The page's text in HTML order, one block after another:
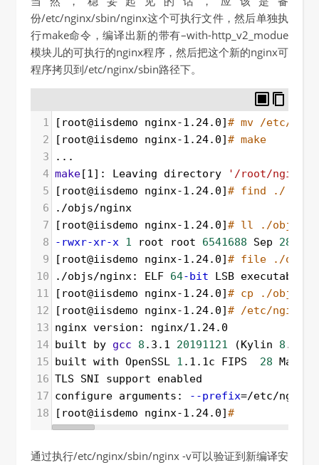
份/etc/nginx/sbin/nginx这个可执行文件，然后单独执
行make命令，编译出新的带有–with-http_v2_modue
模块儿的可执行的nginx程序，然后把这个新的nginx可
程序拷贝到/etc/nginx/sbin路径下。
1 [root@iisdemo nginx-1.24.0]# mv /etc/
2
[root@iisdemo nginx-1.24.0]# make
3
...
4 make[1]: Leaving directory
'/root/nginx-
5
[root@iisdemo nginx-1.24.0]# find ./ -
6
./objs/nginx
7
[root@iisdemo nginx-1.24.0]# ll ./objs/
8
-rwxr-xr-x 1 root root 6541688 Sep 28
9
[root@iisdemo nginx-1.24.0]# file ./objs/
10
./objs/nginx: ELF 64-bit LSB
11
[root@iisdemo nginx-1.24.0]# cp ./objs/
12
[root@iisdemo nginx-1.24.0]# /etc/nginx/
13 nginx version: nginx/1.24.0
14 built by gcc 8 .3.1 20191121 (Kylin 8 .3.1-
15 built with OpenSSL 1 .1.1c FIPS 28 May
16 TLS SNI support enabled
17 configure arguments: --prefix=/etc/nginx
18
[root@iisdemo nginx-1.24.0]#
通过执行/etc/nginx/sbin/nginx -v可以验证到新编译安